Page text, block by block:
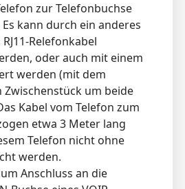
zur Telefonbuchse
kann durch ein anderes
Relefonkabel
oder auch mit einem
werden (mit dem
um beide
Kabel vom Telefon zum
etwa 3 Meter lang
Telefon nicht ohne
werden.
Anschluss an die